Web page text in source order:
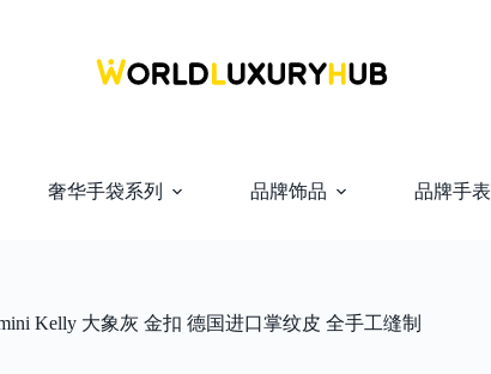
奢华手袋系列 品牌饰品 品牌手表
Kelly 大象灰 金扣 德国进口掌纹皮 全手工缝制